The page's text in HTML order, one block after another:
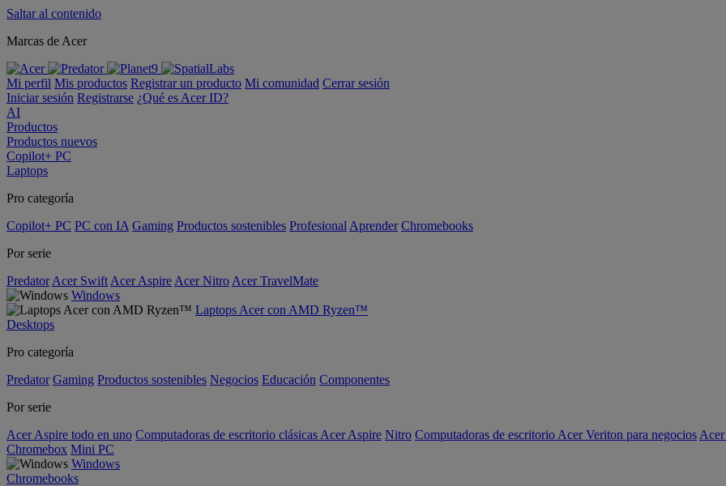
Saltar al contenido
Marcas de Acer
Mi perfil Mis productos Registrar un producto Mi comunidad Cerrar sesión
Iniciar sesión Registrarse ¿Qué es Acer ID?
AI
Productos
Productos nuevos
Copilot+ PC
Laptops
Pro categoría
Copilot+ PC PC con IA Gaming Productos sostenibles Profesional Aprender Chromebooks
Por serie
Predator Acer Swift Acer Aspire Acer Nitro Acer TravelMate
Windows
Laptops Acer con AMD Ryzen™
Desktops
Pro categoría
Predator Gaming Productos sostenibles Negocios Educación Componentes
Por serie
Acer Aspire todo en uno Computadoras de escritorio clásicas Acer Aspire Nitro Computadoras de escritorio Acer Veriton para negocios
Chromebox Mini PC
Windows
Chromebooks